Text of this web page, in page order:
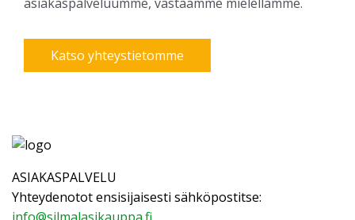
Katso yhteystietomme
ASIAKASPALVELU
Yhteydenotot ensisijaisesti sähköpostitse: